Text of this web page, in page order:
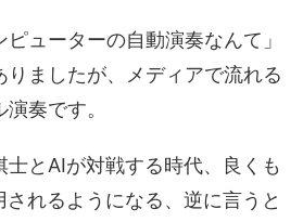
ューターの自動演奏なんて」
りましたが、メディアで流れる
奏です。
とAIが対戦する時代、良くも
れるようになる、逆に言うと